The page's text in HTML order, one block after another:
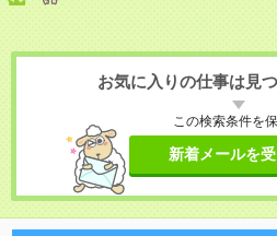
お気に入りの仕事は見
この検索条件を
新着メールを